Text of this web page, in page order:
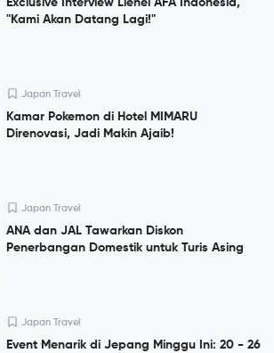
Exclusive Interview Lienel AFA Indonesia,
"Kami Akan Datang Lagi!"
Japan Travel
Kamar Pokemon di Hotel MIMARU
Direnovasi, Jadi Makin Ajaib!
Japan Travel
ANA dan JAL Tawarkan Diskon
Penerbangan Domestik untuk Turis Asing
Japan Travel
Event Menarik di Jepang Minggu Ini: 20 - 26